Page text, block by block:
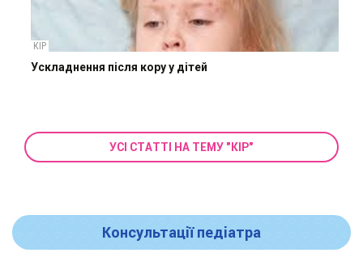
КІР
Ускладнення після кору у дітей
УСІ СТАТТІ НА ТЕМУ "КІР"
Консультації педіатра